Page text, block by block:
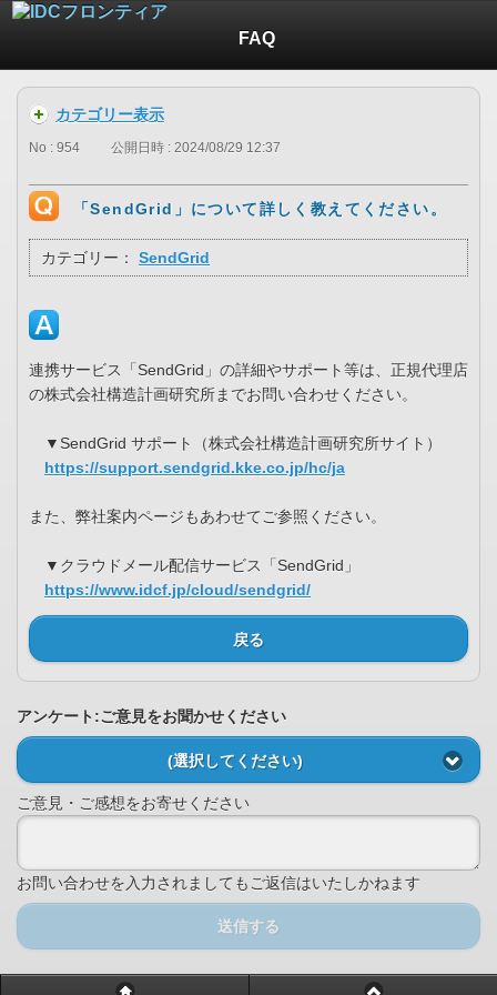
FAQ
カテゴリー表示
No : 954 公開日時 : 2024/08/29 12:37
「SendGrid」について詳しく教えてください。
カテゴリー： SendGrid
連携サービス「SendGrid」の詳細やサポート等は、正規代理店
の株式会社構造計画研究所までお問い合わせください。
▼SendGrid サポート（株式会社構造計画研究所サイト）
https://support.sendgrid.kke.co.jp/hc/ja
また、弊社案内ページもあわせてご参照ください。
▼クラウドメール配信サービス「SendGrid」
https://www.idcf.jp/cloud/sendgrid/
戻る
アンケート:ご意見をお聞かせください
(選択してください)
ご意見・ご感想をお寄せください
お問い合わせを入力されましてもご返信はいたしかねます
送信する